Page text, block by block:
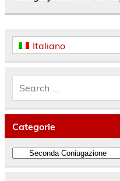
Italiano
Categorie
Categorie